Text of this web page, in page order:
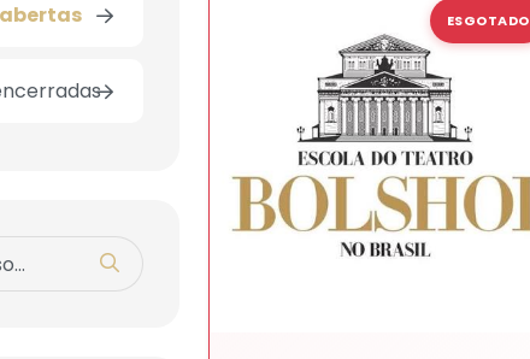
ESGOTADO